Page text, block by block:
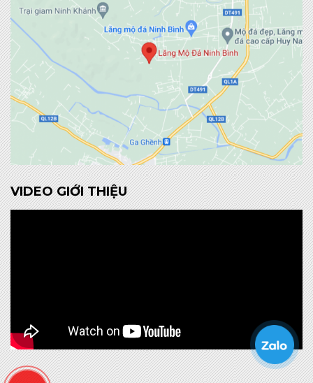
VIDEO GIỚI THIỆU